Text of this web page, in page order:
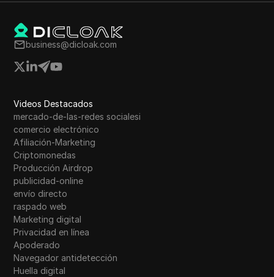
business@dicloak.com
Videos Destacados
mercado-de-las-redes socialesi
comercio electrónico
Afiliación-Marketing
Criptomonedas
Producción Airdrop
publicidad-online
envío directo
raspado web
Marketing digital
Privacidad en línea
Apoderado
Navegador antidetección
Huella digital